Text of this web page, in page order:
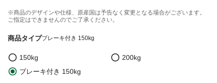
※商品のデザインや仕様、原産国は予告なく変更となる場合がございます。
ご指定はできませんのでご了承ください。
商品タイプブレーキ付き 150kg
150kg
200kg
ブレーキ付き 150kg